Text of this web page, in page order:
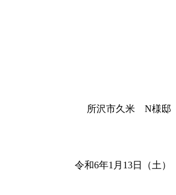
所沢市久米 N様邸
令和6年1月13日（土）